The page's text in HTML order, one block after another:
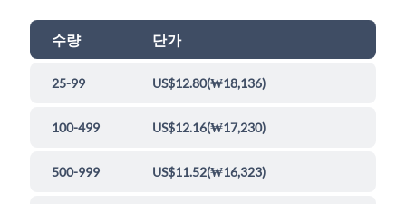
수량 단가
25-99 US$12.80(₩18,136)
100-499 US$12.16(₩17,230)
500-999 US$11.52(₩16,323)